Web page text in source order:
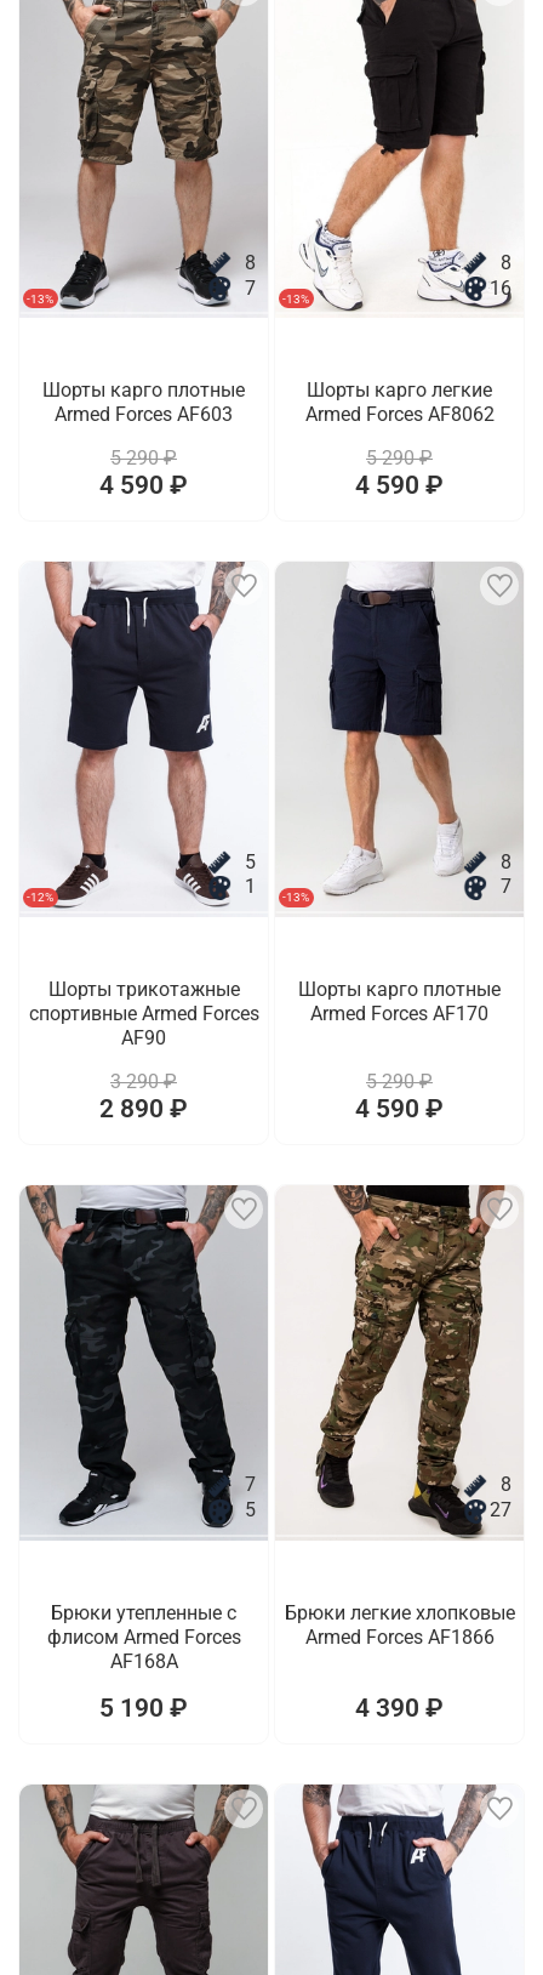
-13%
8
7
Шорты карго плотные
Armed Forces AF603
5 290 ₽
4 590 ₽
-13%
8
16
Шорты карго легкие
Armed Forces AF8062
5 290 ₽
4 590 ₽
-12%
5
1
Шорты трикотажные
спортивные Armed Forces
AF90
3 290 ₽
2 890 ₽
-13%
8
7
Шорты карго плотные
Armed Forces AF170
5 290 ₽
4 590 ₽
7
5
Брюки утепленные с
флисом Armed Forces
AF168A
5 190 ₽
8
27
Брюки легкие хлопковые
Armed Forces AF1866
4 390 ₽